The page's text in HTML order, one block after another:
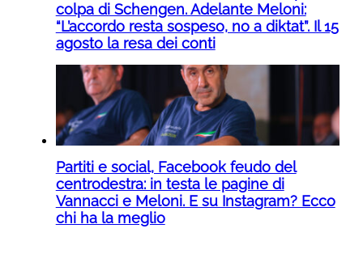
colpa di Schengen. Adelante Meloni:
“L’accordo resta sospeso, no a diktat”. Il 15
agosto la resa dei conti
Partiti e social, Facebook feudo del
centrodestra: in testa le pagine di
Vannacci e Meloni. E su Instagram? Ecco
chi ha la meglio